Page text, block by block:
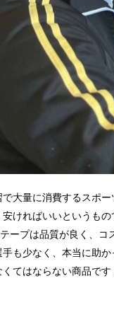
大量に消費するスポ
ければいいというもの
ープは品質が良く、コ
も少なく、本当に助か
てはならない商品です